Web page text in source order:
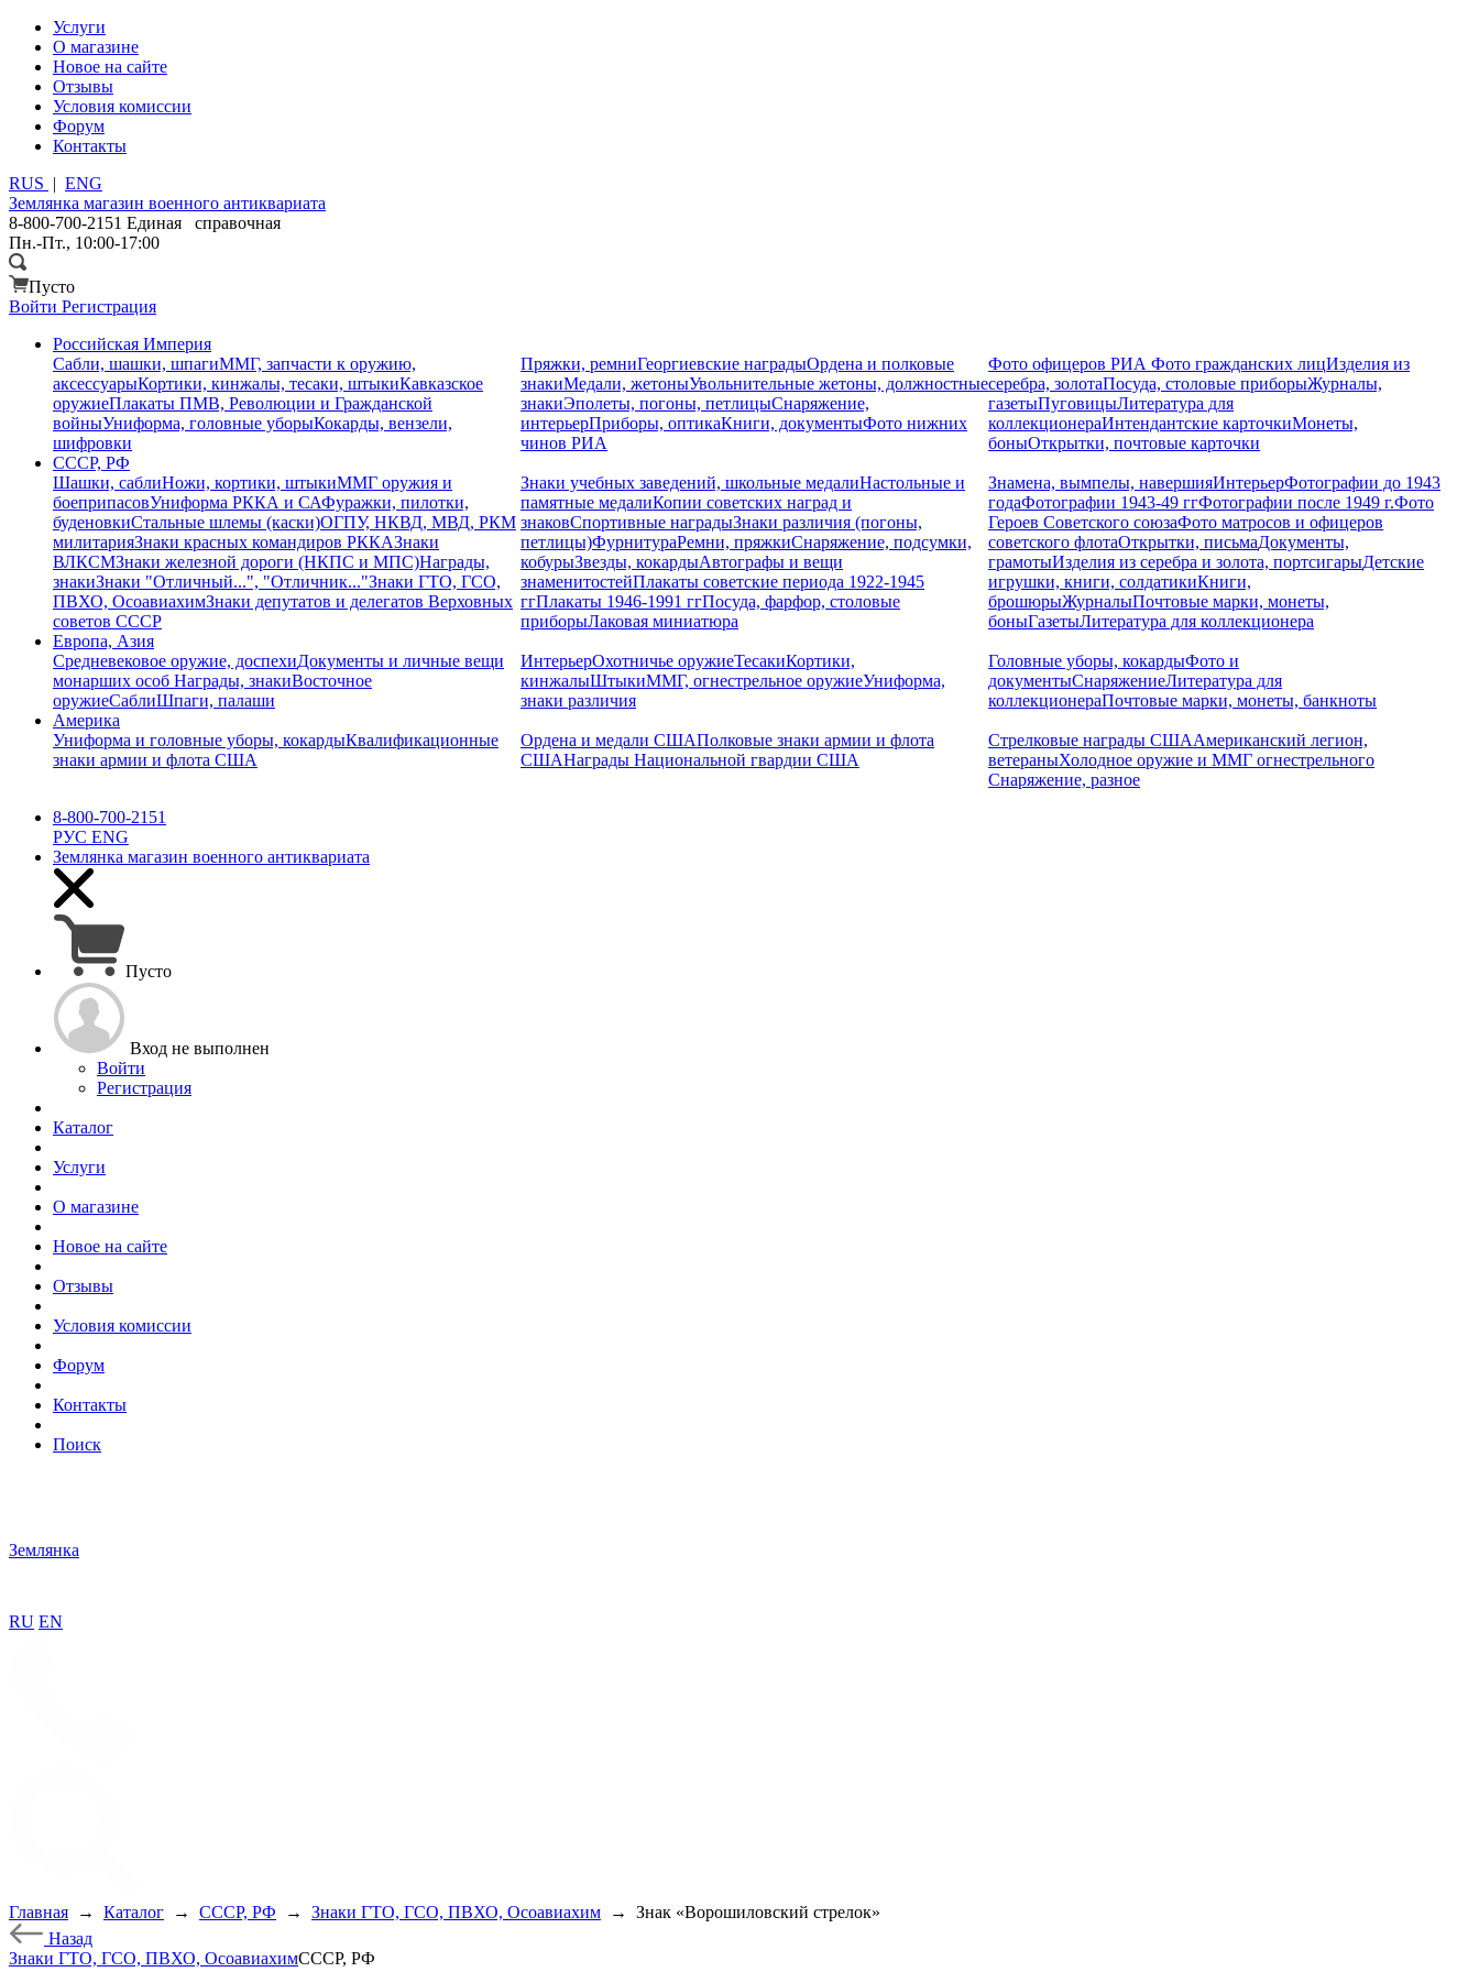
Услуги
О магазине
Новое на сайте
Отзывы
Условия комиссии
Форум
Контакты
RUS | ENG
Землянка магазин военного антиквариата
8-800-700-2151 Единая справочная
Пн.-Пт., 10:00-17:00
Пусто
Войти Регистрация
Российская Империя
Сабли, шашки, шпагиММГ, запчасти к оружию,
аксессуарыКортики, кинжалы, тесаки, штыкиКавказское
оружиеПлакаты ПМВ, Революции и Гражданской
войныУниформа, головные уборыКокарды, вензели,
шифровки
Пряжки, ремниГеоргиевские наградыОрдена и полковые
знакиМедали, жетоныУвольнительные жетоны, должностные
знакиЭполеты, погоны, петлицыСнаряжение,
интерьерПриборы, оптикаКниги, документыФото нижних
чинов РИА
Фото офицеров РИАФото гражданских лицИзделия из
серебра, золотаПосуда, столовые приборыЖурналы,
газетыПуговицыЛитература для
коллекционераИнтендантские карточкиМонеты,
боныОткрытки, почтовые карточки
СССР, РФ
Шашки, саблиНожи, кортики, штыкиММГ оружия и
боеприпасовУниформа РККА и САФуражки, пилотки,
буденовкиСтальные шлемы (каски)ОГПУ, НКВД, МВД, РКМ
милитарияЗнаки красных командиров РККАЗнаки
ВЛКСМЗнаки железной дороги (НКПС и МПС)Награды,
знакиЗнаки "Отличный...", "Отличник..."Знаки ГТО, ГСО,
ПВХО, ОсоавиахимЗнаки депутатов и делегатов Верховных
советов СССР
Знаки учебных заведений, школьные медалиНастольные и
памятные медалиКопии советских наград и
знаковСпортивные наградыЗнаки различия (погоны,
петлицы)ФурнитураРемни, пряжкиСнаряжение, подсумки,
кобурыЗвезды, кокардыАвтографы и вещи
знаменитостейПлакаты советские периода 1922-1945
ггПлакаты 1946-1991 ггПосуда, фарфор, столовые
приборыЛаковая миниатюра
Знамена, вымпелы, навершияИнтерьерФотографии до 1943
годаФотографии 1943-49 ггФотографии после 1949 г.Фото
Героев Советского союзаФото матросов и офицеров
советского флотаОткрытки, письмаДокументы,
грамотыИзделия из серебра и золота, портсигарыДетские
игрушки, книги, солдатикиКниги,
брошюрыЖурналыПочтовые марки, монеты,
боныГазетыЛитература для коллекционера
Европа, Азия
Средневековое оружие, доспехиДокументы и личные вещи
монарших особ Награды, знакиВосточное
оружиеСаблиШпаги, палаши
ИнтерьерОхотничье оружиеТесакиКортики,
кинжалыШтыкиММГ, огнестрельное оружиеУниформа,
знаки различия
Головные уборы, кокардыФото и
документыСнаряжениеЛитература для
коллекционераПочтовые марки, монеты, банкноты
Америка
Униформа и головные уборы, кокардыКвалификационные
знаки армии и флота США
Ордена и медали СШАПолковые знаки армии и флота
СШАНаграды Национальной гвардии США
Стрелковые награды СШААмериканский легион,
ветераныХолодное оружие и ММГ огнестрельного
Снаряжение, разное
8-800-700-2151
РУС ENG
Землянка магазин военного антиквариата
Пусто
Вход не выполнен
Войти
Регистрация
Каталог
Услуги
О магазине
Новое на сайте
Отзывы
Условия комиссии
Форум
Контакты
Поиск
Землянка
RU EN
Главная → Каталог → СССР, РФ → Знаки ГТО, ГСО, ПВХО, Осоавиахим →
Знак «Ворошиловский стрелок»
Назад
Знаки ГТО, ГСО, ПВХО, ОсоавиахимСССР, РФ